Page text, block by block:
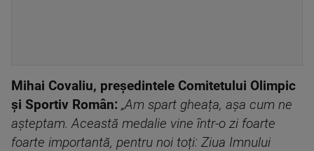
Mihai Covaliu, președintele Comitetului Olimpic
și Sportiv Român: „Am spart gheața, așa cum ne
așteptam. Această medalie vine într-o zi foarte
foarte importantă, pentru noi toți: Ziua Imnului